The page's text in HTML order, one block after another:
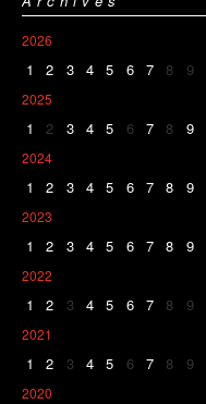
2026
1 2 3 4 5 6 7 8 9
2025
1 2 3 4 5 6 7 8 9
2024
1 2 3 4 5 6 7 8 9
2023
1 2 3 4 5 6 7 8 9
2022
1 2 3 4 5 6 7 8 9
2021
1 2 3 4 5 6 7 8 9
2020